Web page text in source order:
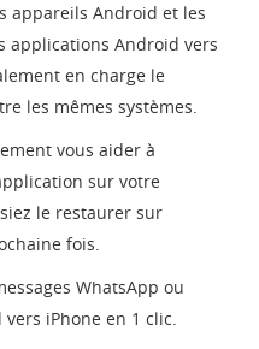
appareils Android et les
applications Android vers
en charge le
les mêmes systèmes.
vous aider à
sur votre
le restaurer sur
fois.
WhatsApp ou
iPhone en 1 clic.